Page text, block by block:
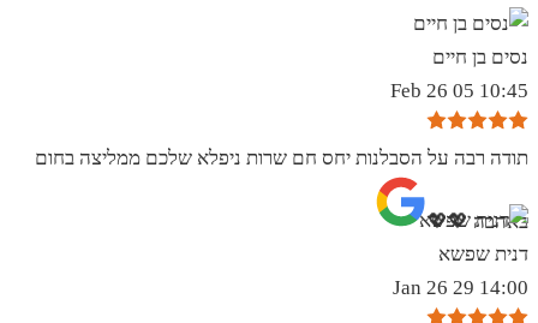
נסים בן חיים
10:45 05 Feb 26
תודה רבה על הסבלנות יחס חם שרות ניפלא שלכם ממליצה בחום
באהבה 💖💖
דנית שפשא
14:00 29 Jan 26